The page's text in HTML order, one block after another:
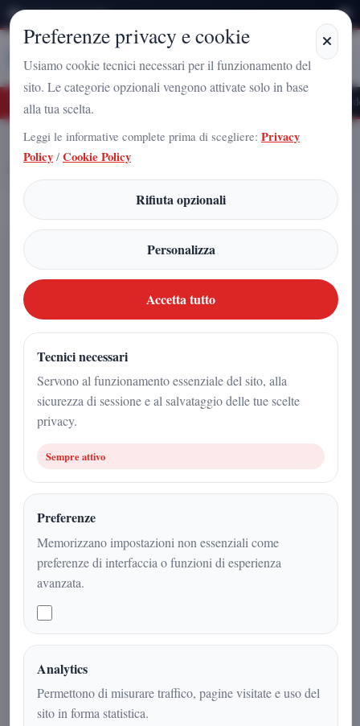
Giovedì 6 Agosto 2026
StampaCampania
a Caserta: l'uomo che sta costruendo il radicamento del movimento
Home
Articoli
Vivere 150–200 anni: la nuova frontiera realistica della longevità
Vivere 150–200 anni: la nuova
frontiera realistica della longevità
21 dicembre 2025
Le scoperte scientifiche che oggi
rendono plausibile vivere fino a 200
anni e le teorie più avanzate sul
prolungamento indefinito della vita
biologica.
Preferenze privacy e cookie
Usiamo cookie tecnici necessari per il funzionamento del
sito. Le categorie opzionali vengono attivate solo in base
alla tua scelta.
Leggi le informative complete prima di scegliere: Privacy
Policy / Cookie Policy
Rifiuta opzionali
Personalizza
Accetta tutto
Tecnici necessari
Servono al funzionamento essenziale del sito, alla
sicurezza di sessione e al salvataggio delle tue scelte
privacy.
Sempre attivo
Preferenze
Memorizzano impostazioni non essenziali come
preferenze di interfaccia o funzioni di esperienza
avanzata.
Analytics
Permettono di misurare traffico, pagine visitate e uso del
sito in forma statistica.